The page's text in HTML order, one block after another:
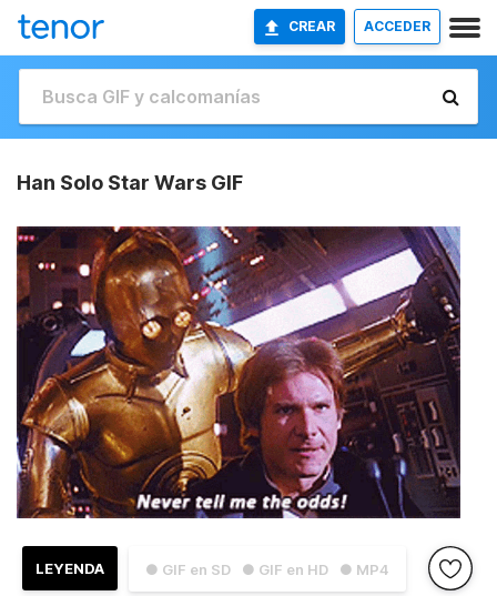
CREAR ACCEDER
Han Solo Star Wars GIF
● GIF en SD ● GIF en HD ● MP4
LEYENDA